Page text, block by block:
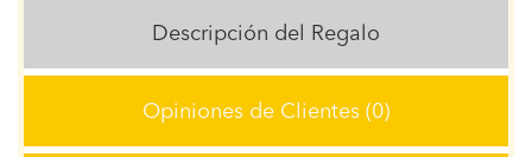
Descripción del Regalo
Opiniones de Clientes (0)